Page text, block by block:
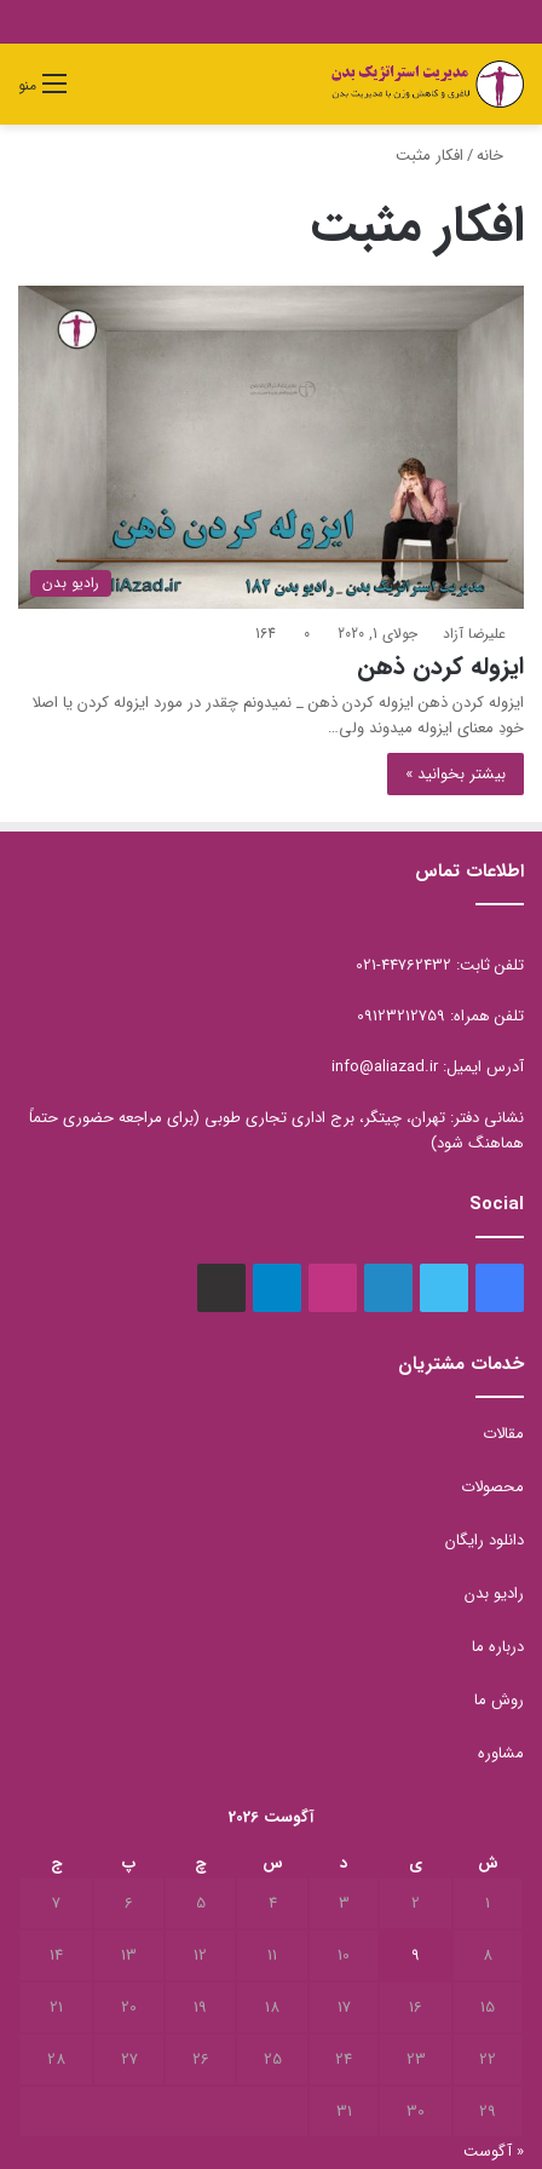
منوجستجو
برایپوسته
سبد
خانه/افکار مثبت
افکار مثبت
رادیو بدن
علیرضا آزاد جولای 1, 2020 0
164
ایزوله کردن ذهن
ایزوله کردن ذهن ایزوله کردن ذهن _ نمیدونم چقدر در مورد ایزوله کردن یا اصلا
خودِ معنای ایزوله میدوند ولی…
بیشتر بخوانید »
اطلاعات تماس
تلفن ثابت: 44762432-021
تلفن همراه: 09123212759
آدرس ایمیل: info@aliazad.ir
نشانی دفتر: تهران، چیتگر، برج اداری تجاری طوبی (برای مراجعه حضوری حتماً
هماهنگ شود)
Social
خدمات مشتریان
مقالات
محصولات
دانلود رایگان
رادیو بدن
درباره ما
روش ما
مشاوره
آگوست 2026
ش
ی د س چ پ
ج
1
2
3
4
5
6
7
8
9
10
11
12
13
14
15
16
17
18
19
20
21
22
23
24
25
26
27
28
29
30
31
« آگوست